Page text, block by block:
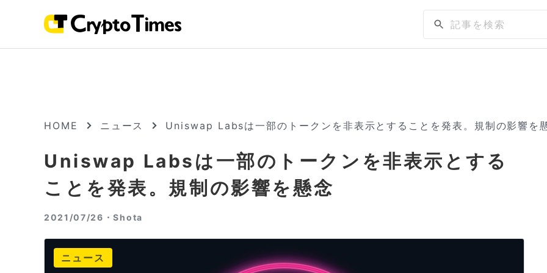
HOME ニュース Uniswap Labsは一部のトークンを非表示とすることを発表。規制の影響を
Uniswap Labsは一部のトークンを非表示とする
ことを発表。規制の影響を懸念
2021/07/26・Shota
ニュース